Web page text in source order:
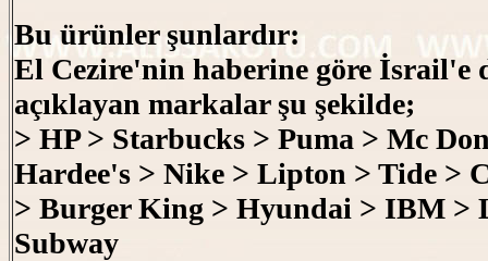
Bu ürünler şunlardır:
El Cezire'nin haberine göre İsrail'e
açıklayan markalar şu şekilde;
> HP > Starbucks > Puma > Mc
Hardee's > Nike > Lipton > Tide >
> Burger King > Hyundai > IBM >
Subway